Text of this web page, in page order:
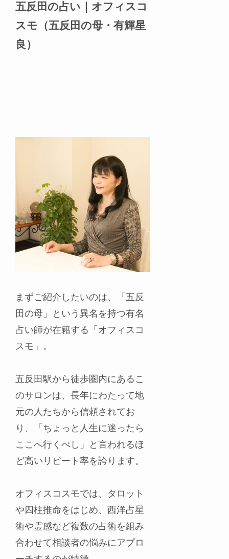
五反田の占い｜オフィスコ
スモ（五反田の母・有輝星
良）
まずご紹介したいのは、「五反
田の母」という異名を持つ有名
占い師が在籍する「オフィスコ
スモ」。
五反田駅から徒歩圏内にあるこ
のサロンは、長年にわたって地
元の人たちから信頼されてお
り、「ちょっと人生に迷ったら
ここへ行くべし」と言われるほ
ど高いリピート率を誇ります。
オフィスコスモでは、タロット
や四柱推命をはじめ、西洋占星
術や霊感など複数の占術を組み
合わせて相談者の悩みにアプロ